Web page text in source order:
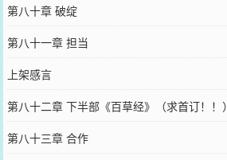
第八十章 破绽
第八十一章 担当
上架感言
第八十二章 下半部《百草经》（求首订！！）
第八十三章 合作